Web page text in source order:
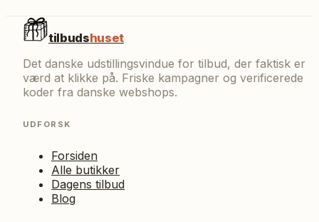
tilbudshuset
Det danske udstillingsvindue for tilbud, der faktisk er
værd at klikke på. Friske kampagner og verificerede
koder fra danske webshops.
UDFORSK
Forsiden
Alle butikker
Dagens tilbud
Blog